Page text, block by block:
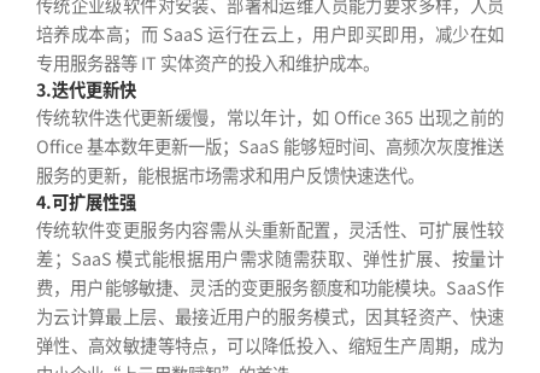
培养成本高；而 SaaS 运行在云上，用户即买即用，减少在如
专用服务器等 IT 实体资产的投入和维护成本。
3.迭代更新快
传统软件迭代更新缓慢，常以年计，如 Office 365 出现之前的
Office 基本数年更新一版；SaaS 能够短时间、高频次灰度推送
服务的更新，能根据市场需求和用户反馈快速迭代。
4.可扩展性强
传统软件变更服务内容需从头重新配置，灵活性、可扩展性较
差；SaaS 模式能根据用户需求随需获取、弹性扩展、按量计
费，用户能够敏捷、灵活的变更服务额度和功能模块。SaaS作
为云计算最上层、最接近用户的服务模式，因其轻资产、快速
弹性、高效敏捷等特点，可以降低投入、缩短生产周期，成为